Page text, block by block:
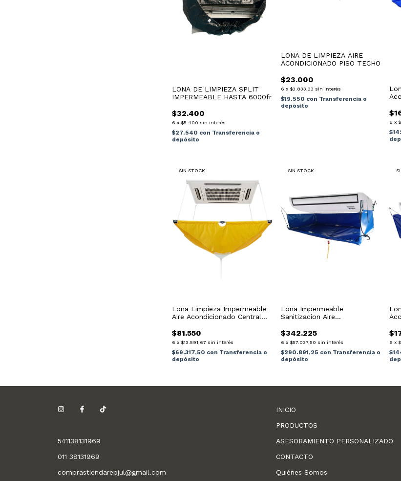
LONA DE LIMPIEZA SPLIT
IMPERMEABLE HASTA 6000fr
$32.400
6 x $5.400 sin interés
$27.540 con Transferencia o
depósito
LONA DE LIMPIEZA AIRE
ACONDICIONADO PISO TECHO
$23.000
6 x $3.833,33 sin interés
$19.550 con Transferencia o
depósito
6 x
SIN STOCK
Lona Limpieza Impermeable
Aire Acondicionado Central
$81.550
6 x $13.591,67 sin interés
$69.317,50 con Transferencia o
depósito
SIN STOCK
Lona Impermeable
Sanitizacion Aire
Azul
$342.225
6 x $57.037,50 sin interés
$290.891,25 con Transferencia o
depósito
6 x
541138131969
011 38131969
comprastiendarepjul@gmail.com
INICIO
PRODUCTOS
ASESORAMIENTO PERSONALIZADO
CONTACTO
Quiénes Somos